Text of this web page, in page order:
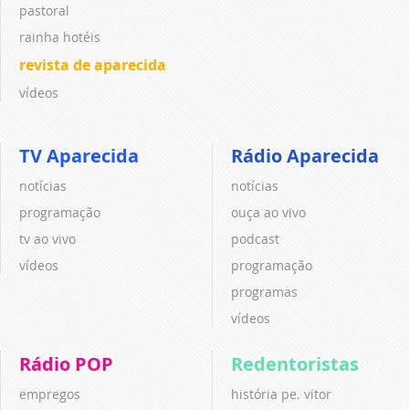
pastoral
rainha hotéis
revista de aparecida
vídeos
TV Aparecida
notícias
programação
tv ao vivo
vídeos
Rádio Aparecida
notícias
ouça ao vivo
podcast
programação
programas
vídeos
Rádio POP
empregos
Redentoristas
história pe. vitor